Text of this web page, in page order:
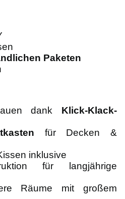
Paketen
dank Klick-Klack-
für Decken &
inklusive
für langjährige
Räume mit großem